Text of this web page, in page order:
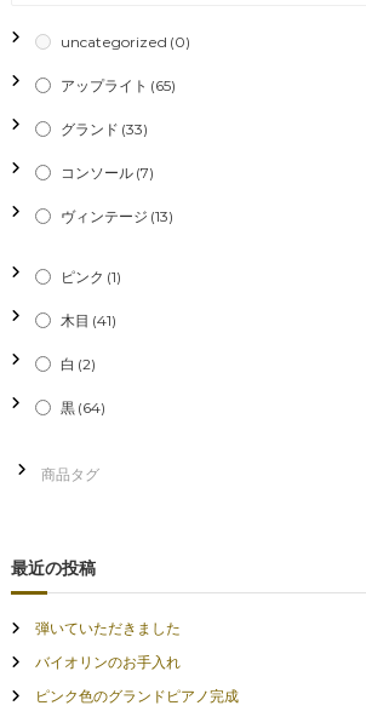
ゲ
ー
シ
ョ
uncategorized (0)
アップライト (65)
グランド (33)
コンソール (7)
ヴィンテージ (13)
ピンク (1)
木目 (41)
白 (2)
黒 (64)
最近の投稿
弾いていただきました
バイオリンのお手入れ
ピンク色のグランドピアノ完成